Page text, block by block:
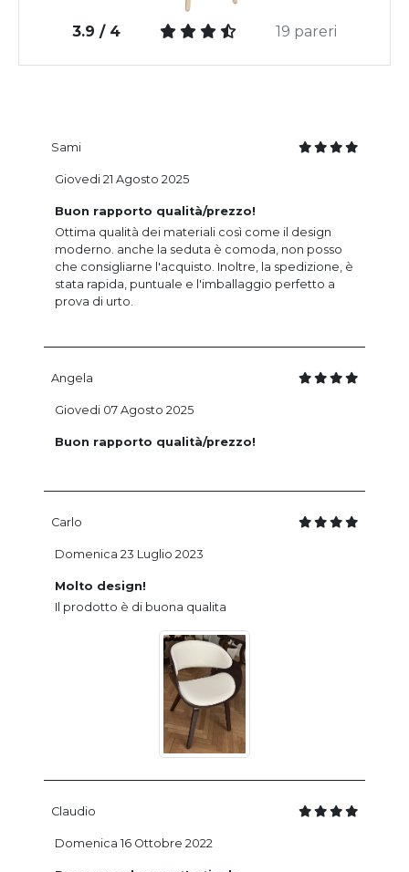
3.9 / 4 19 pareri
Sami
Buon rapporto qualità/prezzo!
Ottima qualità dei materiali così come il design
moderno. anche la seduta è comoda, non posso
che consigliarne l'acquisto. Inoltre, la spedizione, è
stata rapida, puntuale e l'imballaggio perfetto a
prova di urto.
Giovedi 21 Agosto 2025
Angela
Buon rapporto qualità/prezzo!
Giovedi 07 Agosto 2025
Carlo
Molto design!
Il prodotto è di buona qualita
Domenica 23 Luglio 2023
Claudio
Domenica 16 Ottobre 2022